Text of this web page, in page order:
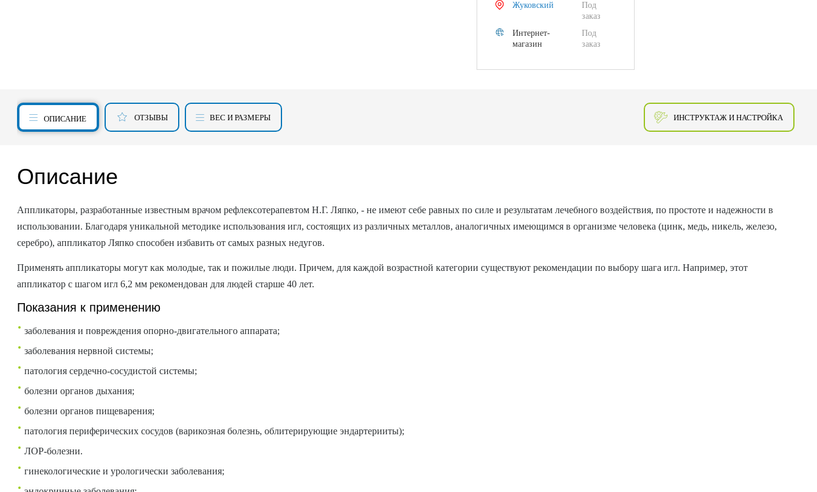
Жуковский
Под
заказ
Интернет-
магазин
Под
заказ
ОПИСАНИЕ ОТЗЫВЫ ВЕС И РАЗМЕРЫ ИНСТРУКТАЖ И НАСТРОЙКА
Описание
Аппликаторы, разработанные известным врачом рефлексотерапевтом Н.Г. Ляпко, - не имеют себе равных по силе и результатам лечебного воздействия, по простоте и надежности в
использовании. Благодаря уникальной методике использования игл, состоящих из различных металлов, аналогичных имеющимся в организме человека (цинк, медь, никель, железо,
серебро), аппликатор Ляпко способен избавить от самых разных недугов.
Применять аппликаторы могут как молодые, так и пожилые люди. Причем, для каждой возрастной категории существуют рекомендации по выбору шага игл. Например, этот
аппликатор с шагом игл 6,2 мм рекомендован для людей старше 40 лет.
Показания к применению
заболевания и повреждения опорно-двигательного аппарата;
заболевания нервной системы;
патология сердечно-сосудистой системы;
болезни органов дыхания;
болезни органов пищеварения;
патология периферических сосудов (варикозная болезнь, облитерирующие эндартерииты);
ЛОР-болезни.
гинекологические и урологически заболевания;